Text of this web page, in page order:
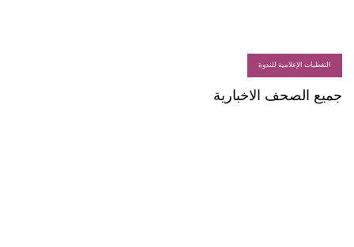
التغطيات الإعلامية للندوة
جميع الصحف الاخبارية